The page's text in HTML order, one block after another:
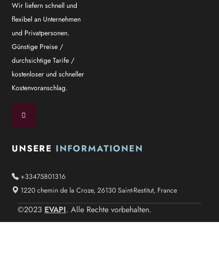
Wir liefern schnell und
flexibel an Unternehmen
und Privatpersonen.
Günstige Preise /
durchsichtige Tarife /
kostenloser und schneller
Kostenvoranschlag.
UNSERE INFORMATIONEN
+33475801316
1220 chemin de la Croze, 26130 Saint-Restitut, France
©2023 EVAPI. Alle Rechte vorbehalten.